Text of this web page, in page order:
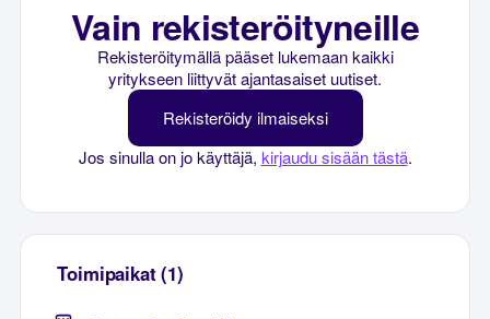
Vain rekisteröityneille
Rekisteröitymällä pääset lukemaan kaikki
yritykseen liittyvät ajantasaiset uutiset.
Rekisteröidy ilmaiseksi
Jos sinulla on jo käyttäjä, kirjaudu sisään tästä.
Toimipaikat (1)